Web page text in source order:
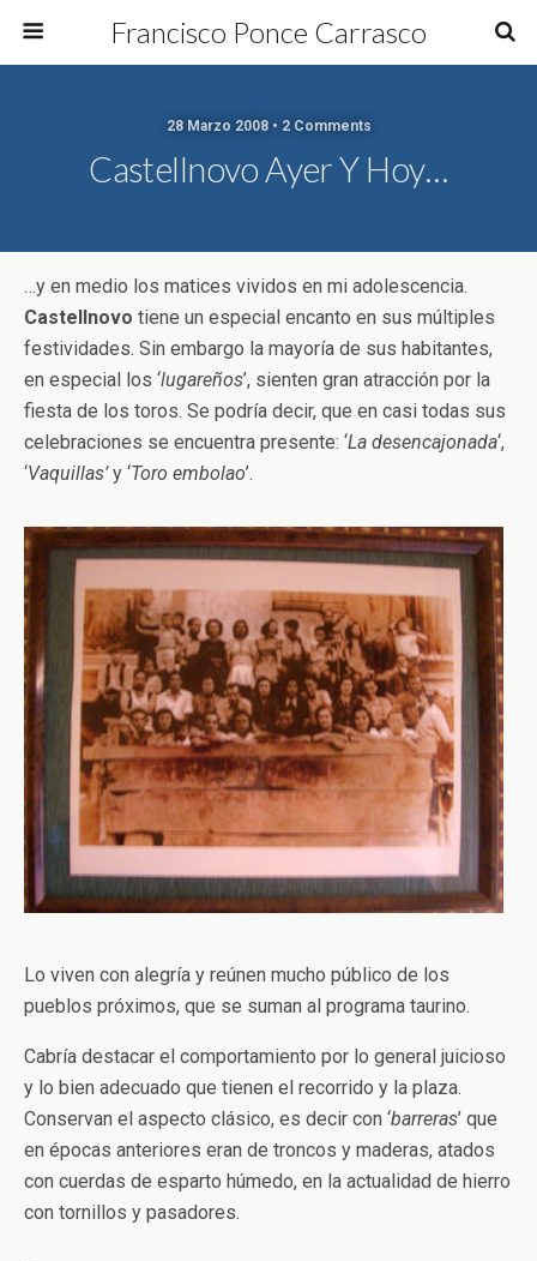
Francisco Ponce Carrasco
28 Marzo 2008 • 2 Comments
Castellnovo Ayer Y Hoy…
…y en medio los matices vividos en mi adolescencia.
Castellnovo tiene un especial encanto en sus múltiples
festividades. Sin embargo la mayoría de sus habitantes,
en especial los ‘lugareños’, sienten gran atracción por la
fiesta de los toros. Se podría decir, que en casi todas sus
celebraciones se encuentra presente: ‘La desencajonada‘,
‘Vaquillas’y ‘Toro embolao’.
Lo viven con alegría y reúnen mucho público de los
pueblos próximos, que se suman al programa taurino.
Cabría destacar el comportamiento por lo general juicioso
y lo bien adecuado que tienen el recorrido y la plaza.
Conservan el aspecto clásico, es decir con ‘barreras’ que
en épocas anteriores eran de troncos y maderas, atados
con cuerdas de esparto húmedo, en la actualidad de hierro
con tornillos y pasadores.